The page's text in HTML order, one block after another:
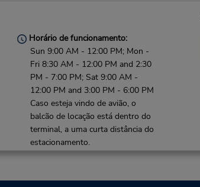
Horário de funcionamento:
Sun 9:00 AM - 12:00 PM; Mon -
Fri 8:30 AM - 12:00 PM and 2:30
PM - 7:00 PM; Sat 9:00 AM -
12:00 PM and 3:00 PM - 6:00 PM
Caso esteja vindo de avião, o
balcão de locação está dentro do
terminal, a uma curta distância do
estacionamento.